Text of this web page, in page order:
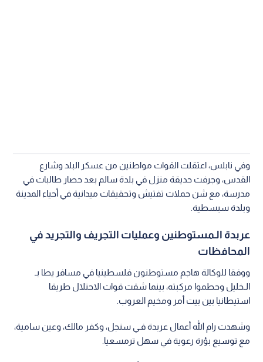
وفي نابلس، اعتقلت القوات مواطنين من عسكر البلد وشارع
القدس، وجرفت حديقة منزل في بلدة سالم بعد حصار طالبات في
مدرسة، مع شن حملات تفتيش وتحقيقات ميدانية في أحياء المدينة
وبلدة سبسطية.
عربدة الـمستوطنين وعمليات التجريف والتجريد في
المحافظات
ووفقا للوكالة هاجم مستوطنون فلسطينيا في مسافر يطا بـ
الـخليل وحطموا مركبته، بينما شقت قوات الاحتلال طريقا
استيطانيا بين بيت أمر ومخيم العروب.
وشهدت رام الله أعمال عربدة فـي سنجل، وكفر مالك، وعين سامية،
مع توسيع بؤرة رعوية في سهل ترمسعيا.